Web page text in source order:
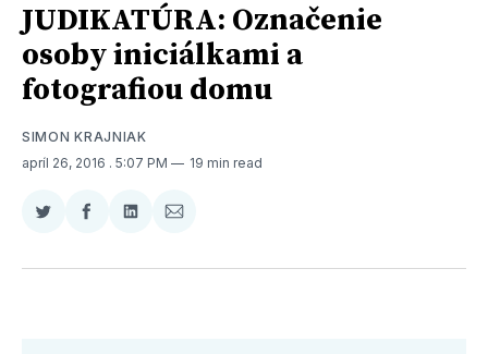
JUDIKATÚRA: Označenie
osoby iniciálkami a
fotografiou domu
SIMON KRAJNIAK
apríl 26, 2016 . 5:07 PM 19 min read
Zdieľať
Twitter
Zdieľať
Facebooku
Zdieľať
LinkedIne
Zdieľať
E-